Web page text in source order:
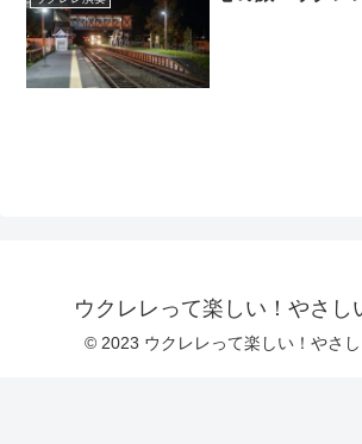
ウクレレって楽しい！やさし
© 2023 ウクレレって楽しい！やさし